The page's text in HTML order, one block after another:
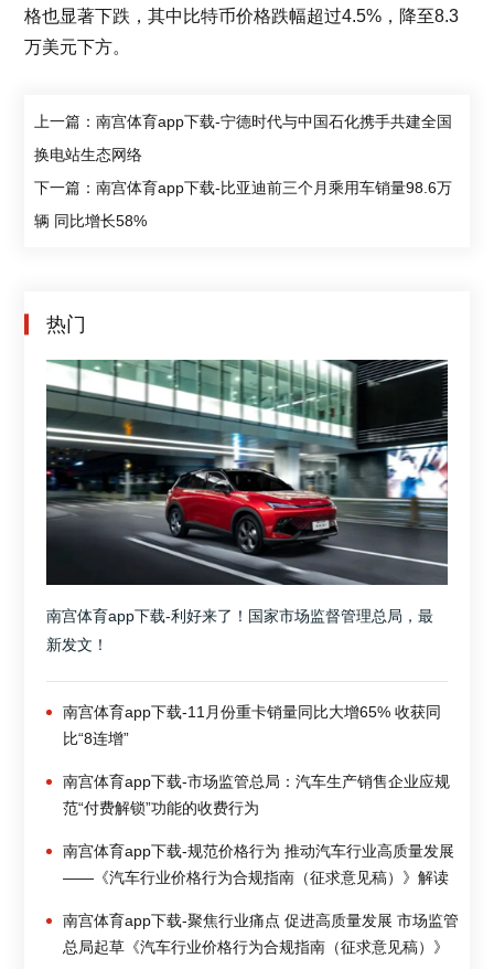
格也显著下跌，其中比特币价格跌幅超过4.5%，降至8.3
万美元下方。
上一篇：南宫体育app下载-宁德时代与中国石化携手共建全国
换电站生态网络
下一篇：南宫体育app下载-比亚迪前三个月乘用车销量98.6万
辆 同比增长58%
热门
南宫体育app下载-利好来了！国家市场监督管理总局，最
新发文！
南宫体育app下载-11月份重卡销量同比大增65% 收获同
比“8连增”
南宫体育app下载-市场监管总局：汽车生产销售企业应规
范“付费解锁”功能的收费行为
南宫体育app下载-规范价格行为 推动汽车行业高质量发展
——《汽车行业价格行为合规指南（征求意见稿）》解读
南宫体育app下载-聚焦行业痛点 促进高质量发展 市场监管
总局起草《汽车行业价格行为合规指南（征求意见稿）》